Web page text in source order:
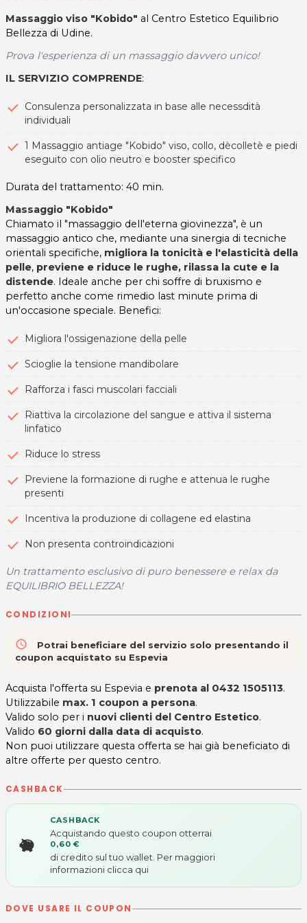
Massaggio viso "Kobido" al Centro Estetico Equilibrio
Bellezza di Udine.
Prova l'esperienza di un massaggio davvero unico!
IL SERVIZIO COMPRENDE:
Consulenza personalizzata in base alle necessdità
individuali
1 Massaggio antiage "Kobido" viso, collo, dècolletè e piedi
eseguito con olio neutro e booster specifico
Durata del trattamento: 40 min.
Massaggio "Kobido"
Chiamato il "massaggio dell'eterna giovinezza", è un
massaggio antico che, mediante una sinergia di tecniche
orientali specifiche, migliora la tonicità e l'elasticità della
pelle, previene e riduce le rughe, rilassa la cute e la
distende. Ideale anche per chi soffre di bruxismo e
perfetto anche come rimedio last minute prima di
un'occasione speciale. Benefici:
Migliora l'ossigenazione della pelle
Scioglie la tensione mandibolare
Rafforza i fasci muscolari facciali
Riattiva la circolazione del sangue e attiva il sistema
linfatico
Riduce lo stress
Previene la formazione di rughe e attenua le rughe
presenti
Incentiva la produzione di collagene ed elastina
Non presenta controindicazioni
Un trattamento esclusivo di puro benessere e relax da
EQUILIBRIO BELLEZZA!
CONDIZIONI
access_time
Potrai beneficiare del servizio solo presentando il
coupon acquistato su Espevia
Acquista l'offerta su Espevia e prenota al 0432 1505113.
Utilizzabile max. 1 coupon a persona.
Valido solo per i nuovi clienti del Centro Estetico.
Valido 60 giorni dalla data di acquisto.
Non puoi utilizzare questa offerta se hai già beneficiato di
altre offerte per questo centro.
CASHBACK
CASHBACK
Acquistando questo coupon otterrai
0,60 €
di credito sul tuo wallet. Per maggiori
informazioni clicca qui
DOVE USARE IL COUPON